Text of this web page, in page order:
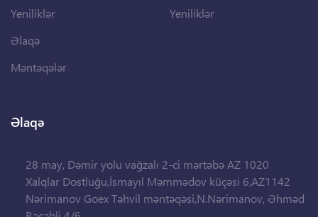
Yeniliklər
Əlaqə
Məntəqələr
Yeniliklər
Əlaqə
28 may, Dəmir yolu vağzalı 2-ci mərtəbə AZ 1020
Xalqlar Dostluğu,İsmayıl Məmmədov küçəsi 6,AZ1142
Nərimanov Goex Təhvil məntəqəsi,N.Nərimanov, Əhməd